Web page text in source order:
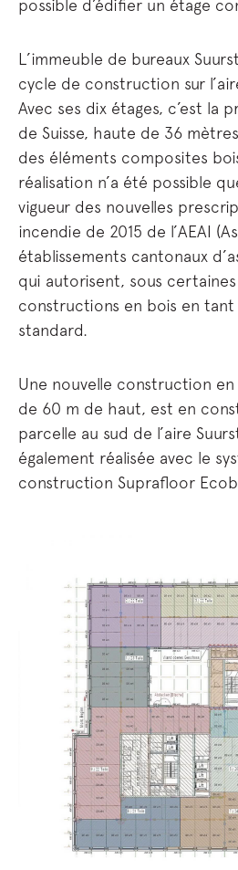
possible d’édifier un étage
L’immeuble de bureaux
cycle de construction sur
Avec ses dix étages, c’est la
de Suisse, haute de 36
des éléments composites
réalisation n’a été possible
vigueur des nouvelles
incendie de 2015 de l’AEAI
établissements cantonaux
qui autorisent, sous
constructions en bois en
standard.
Une nouvelle construction en
de 60 m de haut, est en
parcelle au sud de l’aire
également réalisée avec le
construction Suprafloor